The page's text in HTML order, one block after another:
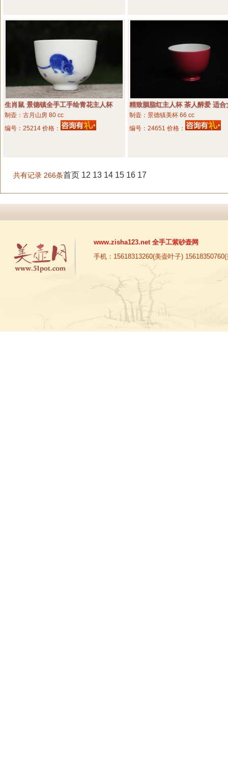
生肖鼠 景德镇全手工手绘青花主人杯
制壶：古月山房 80 cc
编号：25214 价格：
精致胭脂红主人杯 茶人醉爱 适合
制壶：景德镇美杯 66 cc
编号：24651 价格：
共有记录 266条首页 12 13 14 15 16 17
www.zisha123.net 全手工紫砂壶网
手机：15618313260(美壶叶子)